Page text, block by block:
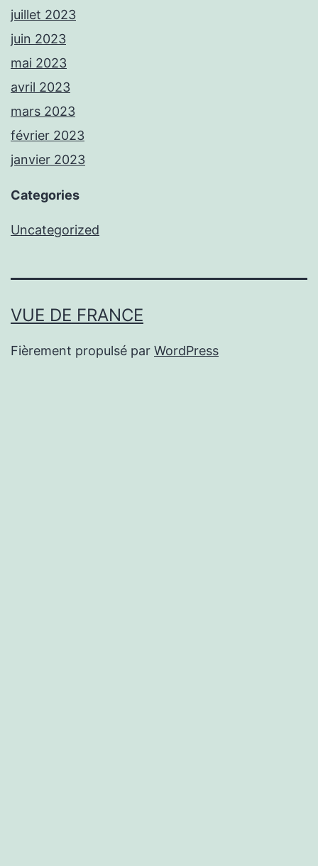
juillet 2023
juin 2023
mai 2023
avril 2023
mars 2023
février 2023
janvier 2023
Categories
Uncategorized
VUE DE FRANCE
Fièrement propulsé par WordPress